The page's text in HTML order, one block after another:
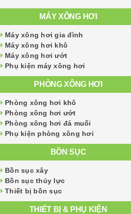
MÁY XÔNG HƠI
Máy xông hơi gia đình
Máy xông hơi khô
Máy xông hơi ướt
Phụ kiện máy xông hơi
PHÒNG XÔNG HƠI
Phòng xông hơi khô
Phòng xông hơi ướt
Phòng xông hơi đá muối
Phụ kiện phòng xông hơi
BỒN SỤC
Bồn sục xây
Bồn sục thủy lực
Thiết bị bồn sục
THIẾT BỊ & PHỤ KIỆN